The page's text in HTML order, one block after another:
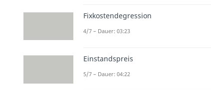
Fixkostendegression
4/7 – Dauer: 03:23
Einstandspreis
5/7 – Dauer: 04:22